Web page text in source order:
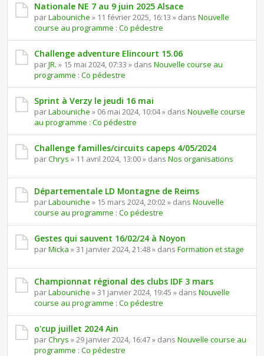
Nationale NE 7 au 9 juin 2025 Alsace
parLabouniche » 11 février 2025, 16:13 » dans Nouvelle
course au programme : Co pédestre
Challenge adventure Elincourt 15.06
parJR. » 15 mai 2024, 07:33 » dans Nouvelle course au
programme : Co pédestre
Sprint à Verzy le jeudi 16 mai
parLabouniche » 06 mai 2024, 10:04 » dans Nouvelle course
au programme : Co pédestre
Challenge familles/circuits capeps 4/05/2024
parChrys » 11 avril 2024, 13:00 » dans Nos organisations
Départementale LD Montagne de Reims
parLabouniche » 15 mars 2024, 20:02 » dans Nouvelle
course au programme : Co pédestre
Gestes qui sauvent 16/02/24 à Noyon
parMicka » 31 janvier 2024, 21:48 » dans Formation et stage
Championnat régional des clubs IDF 3 mars
parLabouniche » 31 janvier 2024, 19:45 » dans Nouvelle
course au programme : Co pédestre
o'cup juillet 2024 Ain
parChrys » 29 janvier 2024, 16:47 » dans Nouvelle course au
programme : Co pédestre